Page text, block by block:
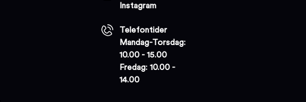
Instagram
Telefontider
Mandag-Torsdag:
10.00 - 15.00
Fredag: 10.00 -
14.00